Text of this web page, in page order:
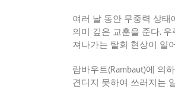
여러 날 동안 무중력 상
의미 깊은 교훈을 준다. 우
져나가는 탈회 현상이 일
람바우트(Rambaut)에 의
견디지 못하여 쓰러지는